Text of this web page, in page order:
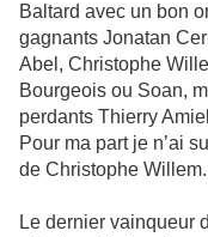
Baltard avec un bon
gagnants Jonatan
Abel, Christophe
Bourgeois ou Soan,
perdants Thierry
Pour ma part je n’ai
de Christophe Willem.
Le dernier vainqueur